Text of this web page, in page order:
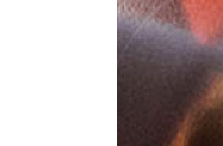
regio Zeeland
49%